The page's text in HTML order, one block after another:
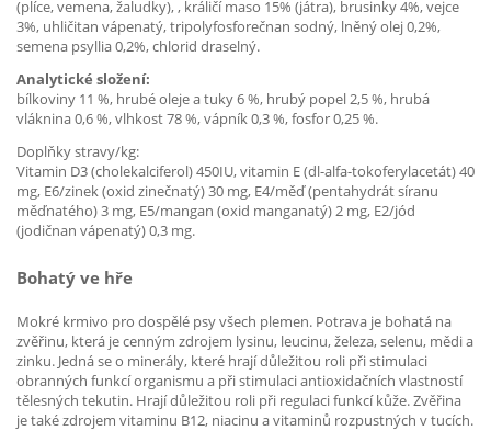
(plíce, vemena, žaludky), , králičí maso 15% (játra), brusinky 4%, vejce
3%, uhličitan vápenatý, tripolyfosforečnan sodný, lněný olej 0,2%,
semena psyllia 0,2%, chlorid draselný.
Analytické složení:
bílkoviny 11 %, hrubé oleje a tuky 6 %, hrubý popel 2,5 %, hrubá
vláknina 0,6 %, vlhkost 78 %, vápník 0,3 %, fosfor 0,25 %.
Doplňky stravy/kg:
Vitamin D3 (cholekalciferol) 450IU, vitamin E (dl-alfa-tokoferylacetát) 40
mg, E6/zinek (oxid zinečnatý) 30 mg, E4/měď (pentahydrát síranu
měďnatého) 3 mg, E5/mangan (oxid manganatý) 2 mg, E2/jód
(jodičnan vápenatý) 0,3 mg.
Bohatý ve hře
Mokré krmivo pro dospělé psy všech plemen. Potrava je bohatá na
zvěřinu, která je cenným zdrojem lysinu, leucinu, železa, selenu, mědi a
zinku. Jedná se o minerály, které hrají důležitou roli při stimulaci
obranných funkcí organismu a při stimulaci antioxidačních vlastností
tělesných tekutin. Hrají důležitou roli při regulaci funkcí kůže. Zvěřina
je také zdrojem vitaminu B12, niacinu a vitaminů rozpustných v tucích.